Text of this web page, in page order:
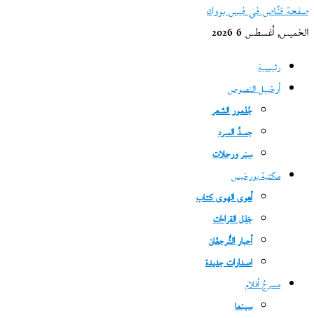
صفحة قنّاص في فيس بووك
الخميس, أغسطس 6 2026
رئيسية
أرخبيل النصوص
جُذمور الشعر
جسدُ السرد
سِيَر ورحلات
مكتبة بورخيس
أهوى الهوى كتاب
جَدَل القراءات
أحبار التُّرجمُان
اصدارات جديدة
مسرحُ أفلام
سينما